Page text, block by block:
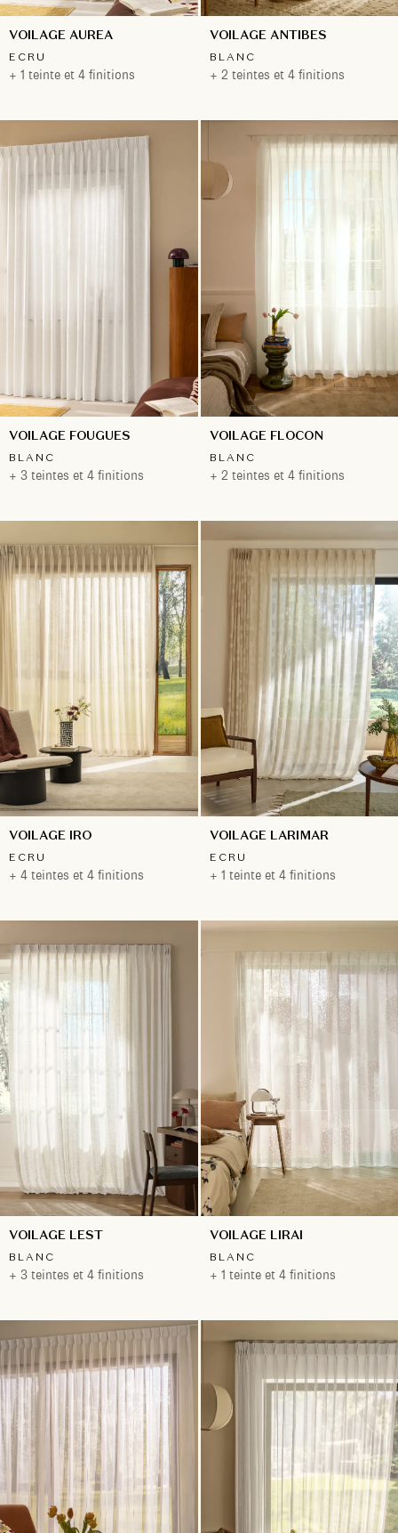
VOILAGE AUREA
ECRU
+ 1 teinte et 4 finitions
VOILAGE ANTIBES
BLANC
+ 2 teintes et 4 finitions
VOILAGE FOUGUES
BLANC
+ 3 teintes et 4 finitions
VOILAGE FLOCON
BLANC
+ 2 teintes et 4 finitions
VOILAGE IRO
ECRU
+ 4 teintes et 4 finitions
VOILAGE LARIMAR
ECRU
+ 1 teinte et 4 finitions
VOILAGE LEST
BLANC
+ 3 teintes et 4 finitions
VOILAGE LIRAI
BLANC
+ 1 teinte et 4 finitions